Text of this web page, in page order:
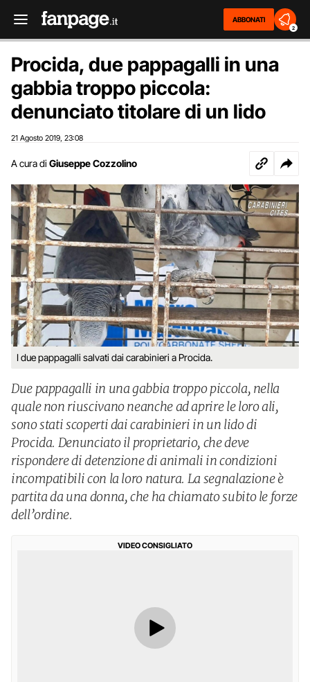
ABBONATI
2
Procida, due pappagalli in una
gabbia troppo piccola:
denunciato titolare di un lido
21 Agosto 2019 23:08
A cura di Giuseppe Cozzolino
I due pappagalli salvati dai carabinieri a Procida.
Due pappagalli in una gabbia troppo piccola, nella
quale non riuscivano neanche ad aprire le loro ali,
sono stati scoperti dai carabinieri in un lido di
Procida. Denunciato il proprietario, che deve
rispondere di detenzione di animali in condizioni
incompatibili con la loro natura. La segnalazione è
partita da una donna, che ha chiamato subito le forze
dell’ordine.
VIDEO CONSIGLIATO